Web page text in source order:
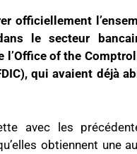
officiellement
le secteur
of the
qui avaient déjà
avec les
obtiennent une